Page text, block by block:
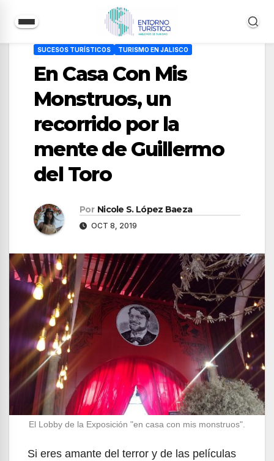
contenido
SUCESOS TURÍSTICOS TURISMO EN JALISCO
En Casa Con Mis
Monstruos, un
recorrido por la
mente de Guillermo
del Toro
Por Nicole S. López Baeza
OCT 8, 2019
El Lobby de la Exposición "en casa con mis monstruos".
Si eres amante del terror y de las películas